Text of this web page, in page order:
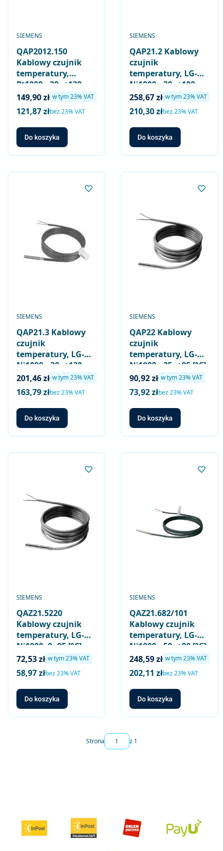
QAP2012.150
Kablowy czujnik
temperatury,
Pt1000, -30..+130
[°C], długość kabla
1,5 [m]
PRODUCENT
SIEMENS
Cena brutto
149,90 zł w tym %s VAT
w tym23%VAT
Cena netto
121,87 złbez 23% VAT
Do koszyka
QAP21.2 Kablowy
czujnik
temperatury, LG-
Ni1000, -30..+180
[°C] (maks. 220 [°C]),
długość kabla 1,5
[m], do kolektorów
słonecznych
PRODUCENT
SIEMENS
Cena brutto
258,67 zł w tym %s VAT
w tym23%VAT
Cena netto
210,30 złbez 23% VAT
Do koszyka
QAP21.3 Kablowy
czujnik
temperatury, LG-
Ni1000, -30..+130
[°C], długość kabla
1,5 [m]
PRODUCENT
SIEMENS
Cena brutto
201,46 zł w tym %s VAT
w tym23%VAT
Cena netto
163,79 złbez 23% VAT
Do koszyka
QAP22 Kablowy
czujnik
temperatury, LG-
Ni1000, -25..+95 [°C],
długość kabla 2 [m]
PRODUCENT
SIEMENS
Cena brutto
90,92 zł w tym %s VAT
w tym23%VAT
Cena netto
73,92 złbez 23% VAT
Do koszyka
QAZ21.5220
Kablowy czujnik
temperatury, LG-
Ni1000, 0..95 [°C],
długość kabla 2 [m]
PRODUCENT
SIEMENS
Cena brutto
72,53 zł w tym %s VAT
w tym23%VAT
Cena netto
58,97 złbez 23% VAT
Do koszyka
QAZ21.682/101
Kablowy czujnik
temperatury, LG-
Ni1000, -50..+80 [°C],
długość kabla 2 [m],
przylgowy lub
zanurzeniowy, do
chłodnictwa
PRODUCENT
SIEMENS
Cena brutto
248,59 zł w tym %s VAT
w tym23%VAT
Cena netto
202,11 złbez 23% VAT
Do koszyka
Strona z 1